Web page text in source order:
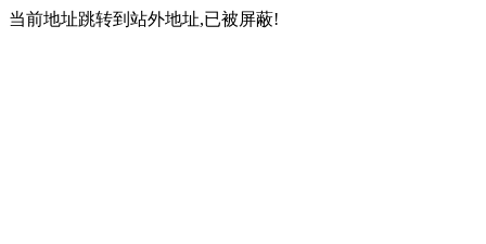
当前地址跳转到站外地址,已被屏蔽!